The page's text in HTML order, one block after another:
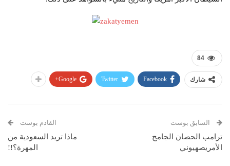
84
شارك Facebook
Twitter
Google+
السابق بوست
ترامب الحصان الجامح
الأمريصهيوني
القادم بوست
ماذا تريد السعودية من
المهرة؟!!